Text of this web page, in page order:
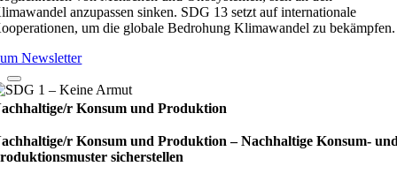
anzupassen sinken. SDG 13 setzt auf internationale
um die globale Bedrohung Klimawandel zu bekämpfen.
Newsletter
r Konsum und Produktion
r Konsum und Produktion – Nach­hal­tige Kon­sum-
sicher­stel­len